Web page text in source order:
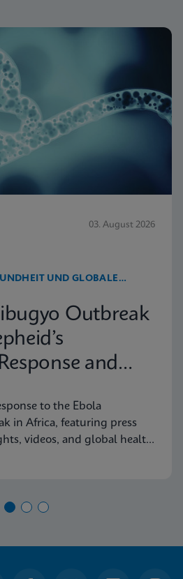
03. August 2026
UND GLOBALE
Outbreak
and
to the Ebola
in Africa, featuring press
videos, and global health